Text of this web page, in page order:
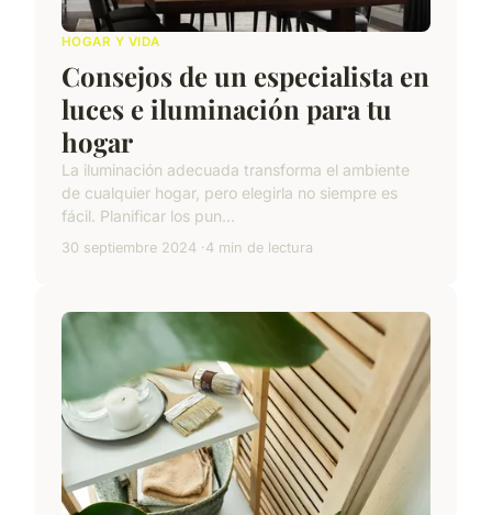
HOGAR Y VIDA
Consejos de un especialista en
luces e iluminación para tu
hogar
La iluminación adecuada transforma el ambiente
de cualquier hogar, pero elegirla no siempre es
fácil. Planificar los pun...
30 septiembre 2024 4 min de lectura